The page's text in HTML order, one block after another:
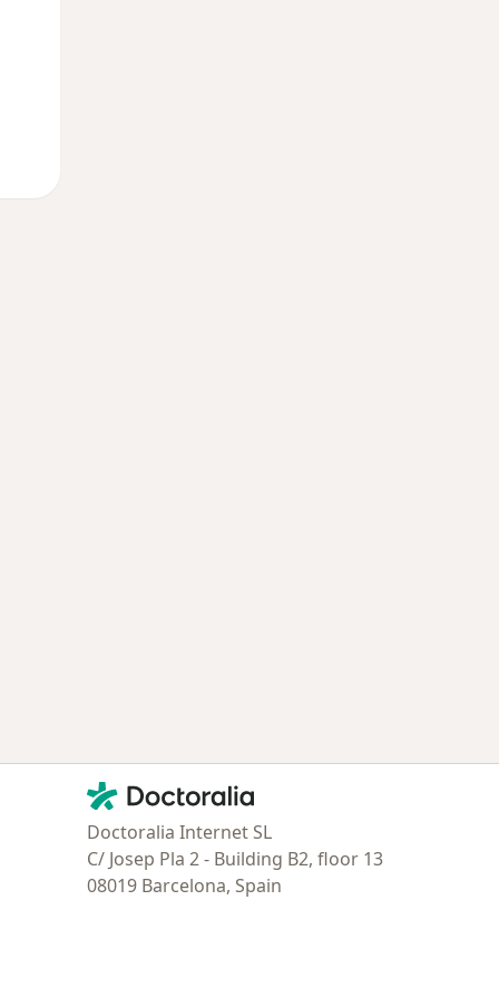
Contacto
Doctoralia - Página de inicio
Doctoralia Internet SL
C/ Josep Pla 2 - Building B2, floor 13
08019 Barcelona, Spain